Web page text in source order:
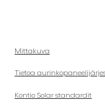
Mittakuva
Tietoa
Kontio Solar standardit